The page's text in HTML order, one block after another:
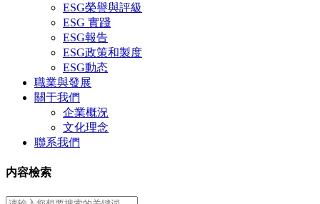
ESG榮譽與評級
ESG 實踐
ESG報告
ESG政策和製度
ESG動态
職業與發展
關于我們
企業概況
文化理念
聯系我們
内容檢索